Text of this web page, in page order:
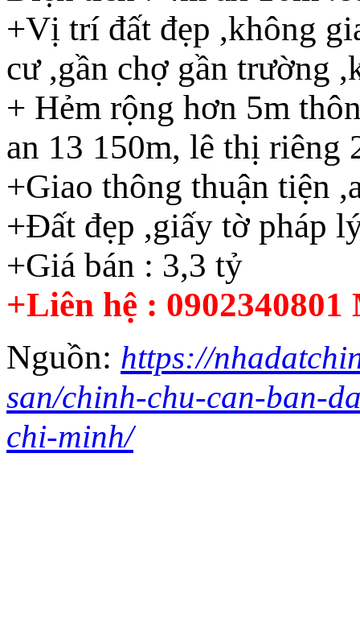
+Vị trí đất đẹp ,không
cư ,gần chợ gần trường
+ Hẻm rộng hơn 5m
an 13 150m, lê thị riêng
+Giao thông thuận tiện
+Đất đẹp ,giấy tờ pháp
+Giá bán : 3,3 tỷ
+Liên hệ :
Nguồn: https://
san/chinh-chu-can-ban-
chi-minh/